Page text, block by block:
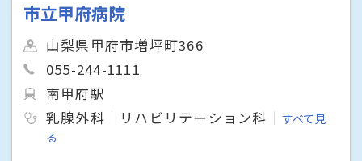
市立甲府病院
山梨県甲府市増坪町366
055-244-1111
南甲府駅
乳腺外科
リハビリテーション科
すべて見
る